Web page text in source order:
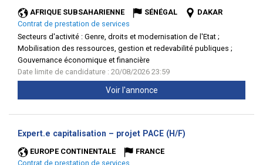
AFRIQUE SUBSAHARIENNE SÉNÉGAL
DAKAR
Contrat de prestation de services
Secteurs d'activité : Genre, droits et modernisation de l'Etat ;
Mobilisation des ressources, gestion et redevabilité publiques ;
Gouvernance économique et financière
Date limite de candidature : 20/08/2026 23:59
Voir l'annonce
Expert.e capitalisation – projet PACE (H/F)
EUROPE CONTINENTALE
FRANCE
Contrat de prestation de services